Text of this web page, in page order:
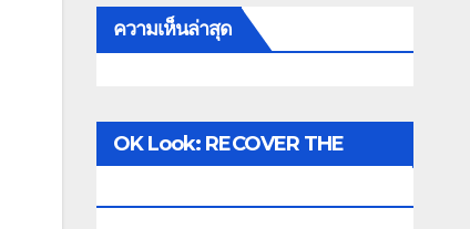
ความเห็นล่าสุด
OK Look: RECOVER THE